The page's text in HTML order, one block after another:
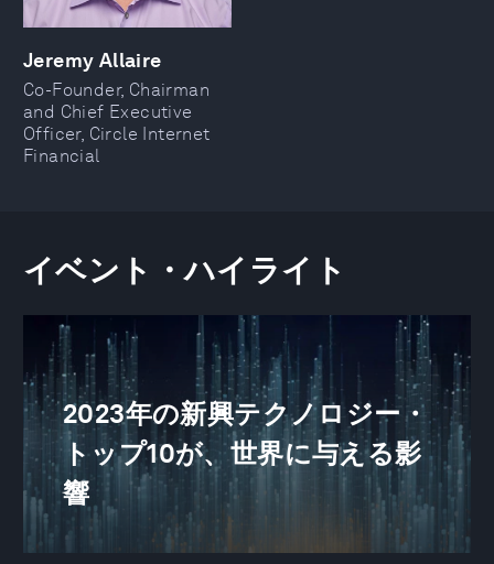
Jeremy Allaire
Co-Founder, Chairman
and Chief Executive
Officer, Circle Internet
Financial
イベント・ハイライト
2023年の新興テクノロジー・
トップ10が、世界に与える影
響